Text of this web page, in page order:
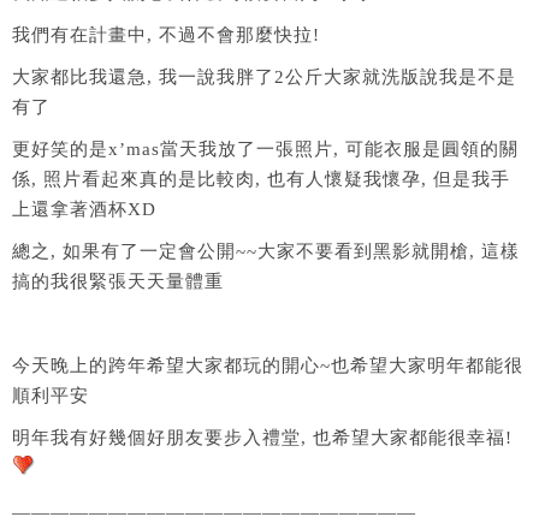
我們有在計畫中, 不過不會那麼快拉!
大家都比我還急, 我一說我胖了2公斤大家就洗版說我是不是
有了
更好笑的是x’mas當天我放了一張照片, 可能衣服是圓領的關
係, 照片看起來真的是比較肉, 也有人懷疑我懷孕, 但是我手
上還拿著酒杯XD
總之, 如果有了一定會公開~~大家不要看到黑影就開槍, 這樣
搞的我很緊張天天量體重
今天晚上的跨年希望大家都玩的開心~也希望大家明年都能很
順利平安
明年我有好幾個好朋友要步入禮堂, 也希望大家都能很幸福!
—————————————————————